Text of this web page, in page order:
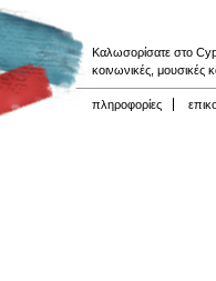
Καλωσορίσατε στο
κοινωνικές, μουσικές
πληροφορίες